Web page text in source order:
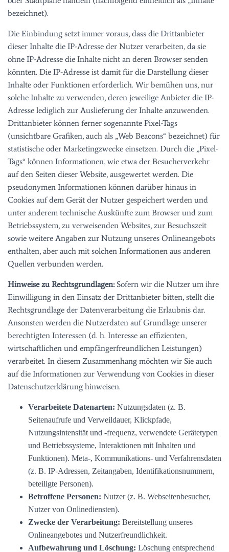
bezeichnet).
Die Einbindung setzt immer voraus, dass die Drittanbieter
dieser Inhalte die IP-Adresse der Nutzer verarbeiten, da sie
ohne IP-Adresse die Inhalte nicht an deren Browser senden
könnten. Die IP-Adresse ist damit für die Darstellung dieser
Inhalte oder Funktionen erforderlich. Wir bemühen uns, nur
solche Inhalte zu verwenden, deren jeweilige Anbieter die IP-
Adresse lediglich zur Auslieferung der Inhalte anzuwenden.
Drittanbieter können ferner sogenannte Pixel-Tags
(unsichtbare Grafiken, auch als „Web Beacons“ bezeichnet) für
statistische oder Marketingzwecke einsetzen. Durch die „Pixel-
Tags“ können Informationen, wie etwa der Besucherverkehr
auf den Seiten dieser Website, ausgewertet werden. Die
pseudonymen Informationen können darüber hinaus in
Cookies auf dem Gerät der Nutzer gespeichert werden und
unter anderem technische Auskünfte zum Browser und zum
Betriebssystem, zu verweisenden Websites, zur Besuchszeit
sowie weitere Angaben zur Nutzung unseres Onlineangebots
enthalten, aber auch mit solchen Informationen aus anderen
Quellen verbunden werden.
Hinweise zu Rechtsgrundlagen:Sofern wir die Nutzer um ihre
Einwilligung in den Einsatz der Drittanbieter bitten, stellt die
Rechtsgrundlage der Datenverarbeitung die Erlaubnis dar.
Ansonsten werden die Nutzerdaten auf Grundlage unserer
berechtigten Interessen (d. h. Interesse an effizienten,
wirtschaftlichen und empfängerfreundlichen Leistungen)
verarbeitet. In diesem Zusammenhang möchten wir Sie auch
auf die Informationen zur Verwendung von Cookies in dieser
Datenschutzerklärung hinweisen.
Verarbeitete Datenarten: Nutzungsdaten (z. B.
Seitenaufrufe und Verweildauer, Klickpfade,
Nutzungsintensität und -frequenz, verwendete Gerätetypen
und Betriebssysteme, Interaktionen mit Inhalten und
Funktionen). Meta-, Kommunikations- und Verfahrensdaten
(z. B. IP-Adressen, Zeitangaben, Identifikationsnummern,
beteiligte Personen).
Betroffene Personen: Nutzer (z. B. Webseitenbesucher,
Nutzer von Onlinediensten).
Zwecke der Verarbeitung: Bereitstellung unseres
Onlineangebotes und Nutzerfreundlichkeit.
Aufbewahrung und Löschung: Löschung entsprechend